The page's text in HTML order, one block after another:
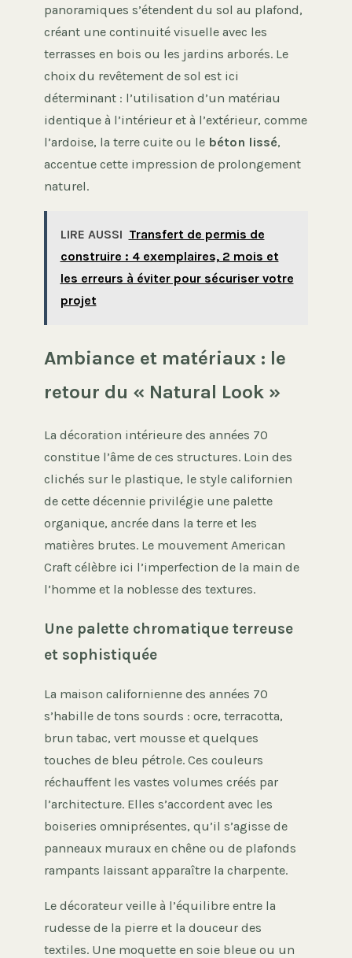
panoramiques s’étendent du sol au plafond,
créant une continuité visuelle avec les
terrasses en bois ou les jardins arborés. Le
choix du revêtement de sol est ici
déterminant : l’utilisation d’un matériau
identique à l’intérieur et à l’extérieur, comme
l’ardoise, la terre cuite ou le béton lissé,
accentue cette impression de prolongement
naturel.
LIRE AUSSI Transfert de permis de
construire : 4 exemplaires, 2 mois et
les erreurs à éviter pour sécuriser votre
projet
Ambiance et matériaux : le
retour du « Natural Look »
La décoration intérieure des années 70
constitue l’âme de ces structures. Loin des
clichés sur le plastique, le style californien
de cette décennie privilégie une palette
organique, ancrée dans la terre et les
matières brutes. Le mouvement American
Craft célèbre ici l’imperfection de la main de
l’homme et la noblesse des textures.
Une palette chromatique terreuse
et sophistiquée
La maison californienne des années 70
s’habille de tons sourds : ocre, terracotta,
brun tabac, vert mousse et quelques
touches de bleu pétrole. Ces couleurs
réchauffent les vastes volumes créés par
l’architecture. Elles s’accordent avec les
boiseries omniprésentes, qu’il s’agisse de
panneaux muraux en chêne ou de plafonds
rampants laissant apparaître la charpente.
Le décorateur veille à l’équilibre entre la
rudesse de la pierre et la douceur des
textiles. Une moquette en soie bleue ou un